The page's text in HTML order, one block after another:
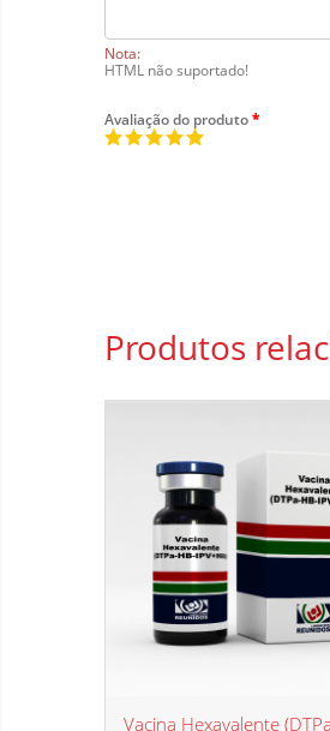
Nota:
HTML não suportado!
Avaliação do produto
Produtos
Vacina Hexavalente